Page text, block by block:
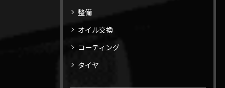
整備
オイル交換
コーティング
タイヤ